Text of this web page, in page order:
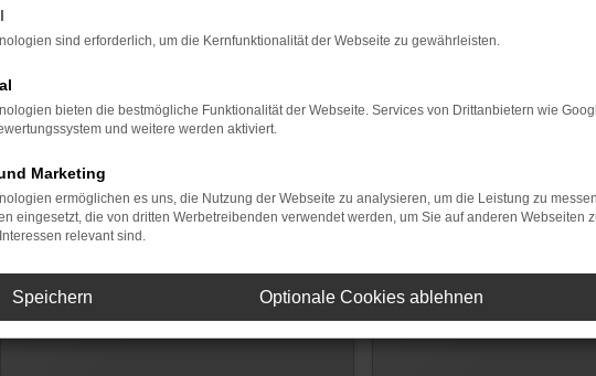
sind erforderlich, um die Kernfunktionalität der Webseite zu gewährleisten.
bieten die bestmögliche Funktionalität der Webseite. Services von Drittanbietern wie
und weitere werden aktiviert.
Marketing
ermöglichen es uns, die Nutzung der Webseite zu analysieren, um die Leistung zu
eingesetzt, die von dritten Werbetreibenden verwendet werden, um Sie auf anderen Webseiten
relevant sind.
Speichern Optionale Cookies ablehnen